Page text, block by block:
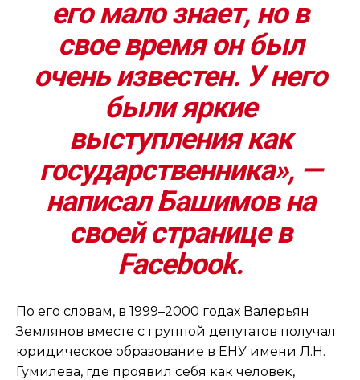
его мало знает, но в
свое время он был
очень известен. У него
были яркие
выступления как
государственника», —
написал Башимов на
своей странице в
Facebook.
По его словам, в 1999–2000 годах Валерьян
Землянов вместе с группой депутатов получал
юридическое образование в ЕНУ имени Л.Н.
Гумилева, где проявил себя как человек,